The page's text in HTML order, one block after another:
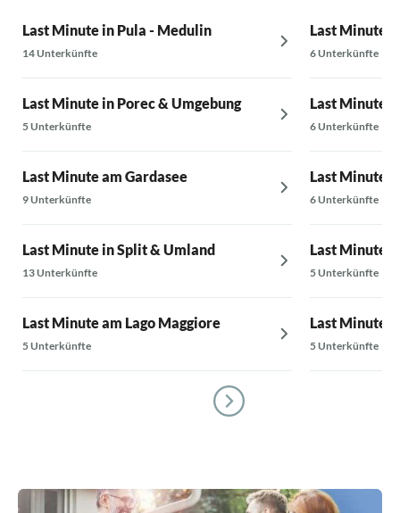
Last Minute in Pula - Medulin
14 Unterkünfte
Last Minute in Porec & Umgebung
5 Unterkünfte
Last Minute am Gardasee
9 Unterkünfte
Last Minute in Split & Umland
13 Unterkünfte
Last Minute am Lago Maggiore
5 Unterkünfte
Last Minute
6 Unterkünfte
Last Minute
6 Unterkünfte
Last Minute
6 Unterkünfte
Last Minute
5 Unterkünfte
Last Minute
5 Unterkünfte